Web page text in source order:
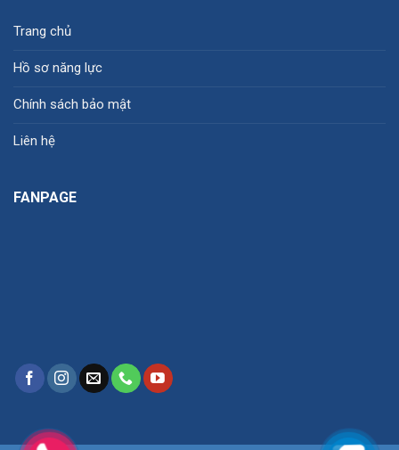
Trang chủ
Hồ sơ năng lực
Chính sách bảo mật
Liên hệ
FANPAGE